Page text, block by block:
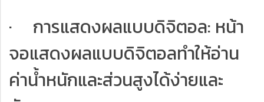
· การแสดงผลแบบดิจิตอล: หน้า
จอแสดงผลแบบดิจิตอลทำให้อ่าน
ค่าน้ำหนักและส่วนสูงได้ง่ายและ